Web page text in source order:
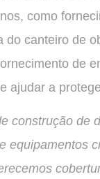
como
do canteiro de
de
ajudar a
construção de
equipamentos